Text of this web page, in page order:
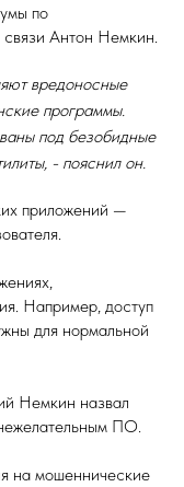
по
связи Антон Немкин.
вредоносные
программы.
под безобидные
- пояснил он.
приложений —
Например, доступ
для нормальной
Немкин назвал
ПО.
на мошеннические